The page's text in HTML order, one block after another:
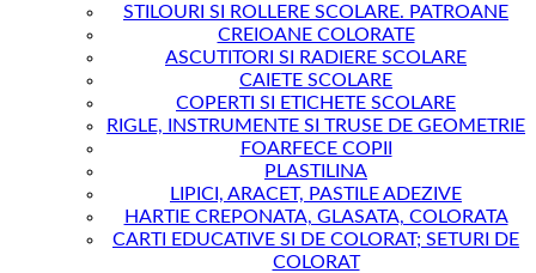
STILOURI SI ROLLERE SCOLARE. PATROANE
CREIOANE COLORATE
ASCUTITORI SI RADIERE SCOLARE
CAIETE SCOLARE
COPERTI SI ETICHETE SCOLARE
RIGLE, INSTRUMENTE SI TRUSE DE GEOMETRIE
FOARFECE COPII
PLASTILINA
LIPICI, ARACET, PASTILE ADEZIVE
HARTIE CREPONATA, GLASATA, COLORATA
CARTI EDUCATIVE SI DE COLORAT; SETURI DE
COLORAT